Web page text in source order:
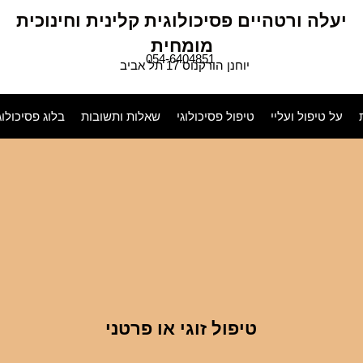
יעלה ורטהיים פסיכולוגית קלינית וחינוכית
מומחית
יוחנן הורקנוס 17 תל אביב054-6404851
על טיפול ועליי טיפול פסיכולוגי שאלות ותשובות בלוג
טיפול זוגי או פרטני